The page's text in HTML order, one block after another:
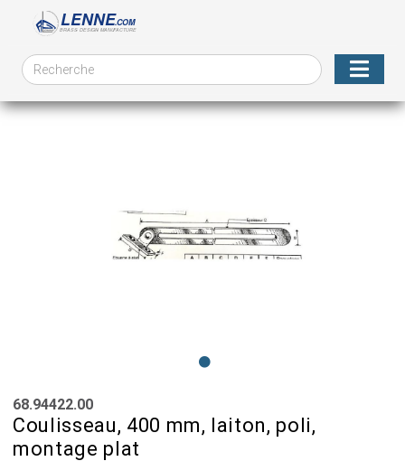
68.94422.00
Coulisseau, 400 mm, laiton, poli,
montage plat